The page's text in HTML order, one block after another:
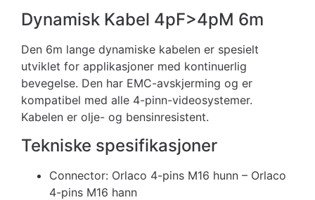
Dynamisk Kabel 4pF>4pM 6m
Den 6m lange dynamiske kabelen er spesielt
utviklet for applikasjoner med kontinuerlig
bevegelse. Den har EMC-avskjerming og er
kompatibel med alle 4-pinn-videosystemer.
Kabelen er olje- og bensinresistent.
Tekniske spesifikasjoner
Connector: Orlaco 4-pins M16 hunn – Orlaco
4-pins M16 hann